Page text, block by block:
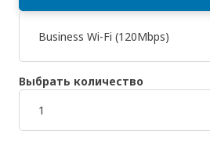
Business Wi-Fi (120Mbps)
Выбрать количество